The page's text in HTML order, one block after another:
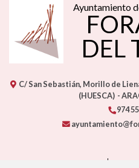
Ayuntamiento
DEL
C/ San Sebastián, Morillo de
(HUESCA) -
974